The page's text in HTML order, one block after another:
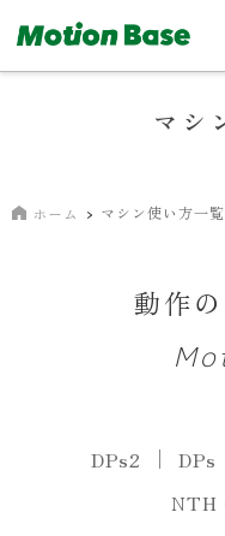
マシ
ホーム マシン使い方一覧
動作
DPs2 DPs
NTH